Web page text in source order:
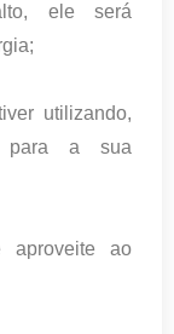
ele será
utilizando,
para a sua
aproveite ao